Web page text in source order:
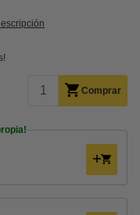
Comprar